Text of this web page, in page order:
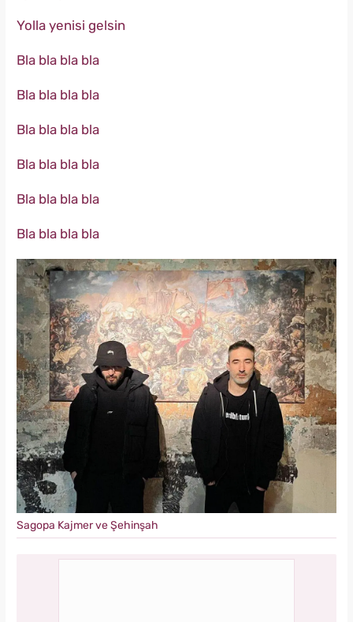
Yolla yenisi gelsin
Bla bla bla bla
Bla bla bla bla
Bla bla bla bla
Bla bla bla bla
Bla bla bla bla
Bla bla bla bla
Sagopa Kajmer ve Şehinşah